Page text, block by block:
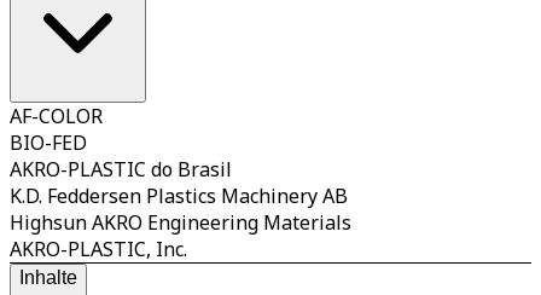
AF-COLOR
BIO-FED
AKRO-PLASTIC do Brasil
K.D. Feddersen Plastics Machinery AB
Highsun AKRO Engineering Materials
AKRO-PLASTIC, Inc.
Inhalte